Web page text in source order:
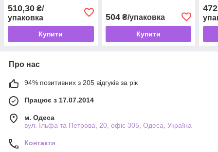
МЕТЕЛИКИ
510,30 ₴/
упаковка
Купити
504₴/упаковка
Купити
Про нас
94% позитивних з 205 відгуків за рік
Працює з 17.07.2014
м. Одеса
вул. Ільфа та Петрова, 20, офіс 305, Одеса, Україна
Контакти